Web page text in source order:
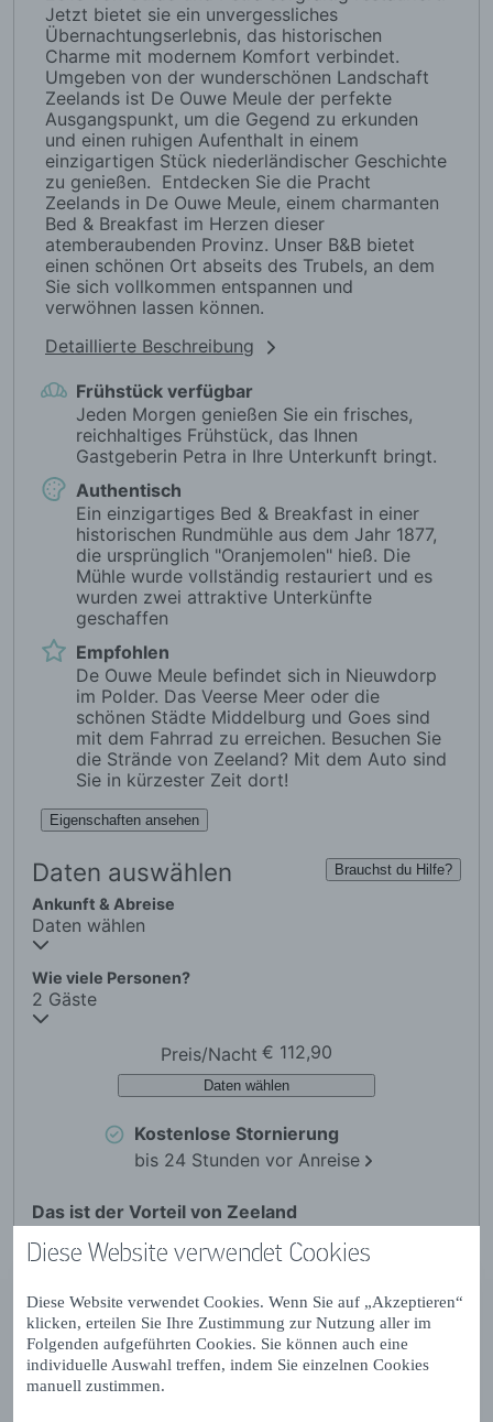
Diese Website verwendet Cookies
Diese Website verwendet Cookies. Wenn Sie auf „Akzeptieren“
klicken, erteilen Sie Ihre Zustimmung zur Nutzung aller im
Folgenden aufgeführten Cookies. Sie können auch eine
individuelle Auswahl treffen, indem Sie einzelnen Cookies
manuell zustimmen.